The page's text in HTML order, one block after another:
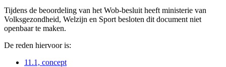
Tijdens de beoordeling van het Wob-besluit heeft ministerie van
Volksgezondheid, Welzijn en Sport besloten dit document niet
openbaar te maken.
De reden hiervoor is:
11.1, concept